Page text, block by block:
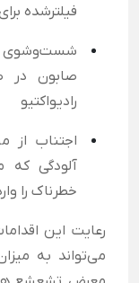
فیلترشده
شست‌وشوی
صابون در
رادیواکتیو
اجتناب
آلودگی که
خطرناک را
رعایت این
می‌تواند به